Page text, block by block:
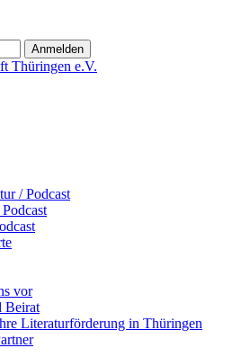
Anmelden
/ Podcast
vor
Beirat
Literaturförderung in Thüringen